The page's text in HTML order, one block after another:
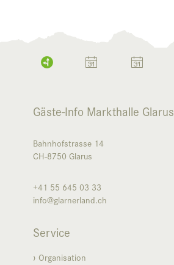
Gäste-Info Markthalle Glarus
Bahnhofstrasse 14
CH-8750 Glarus
+41 55 645 03 33
info@glarnerland.ch
Service
Organisation